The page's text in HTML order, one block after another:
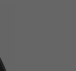
i konserwacji roweru